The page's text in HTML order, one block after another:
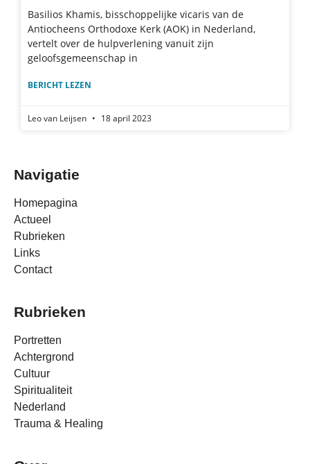
Basilios Khamis, bisschoppelijke vicaris van de
Antiocheens Orthodoxe Kerk (AOK) in Nederland,
vertelt over de hulpverlening vanuit zijn
geloofsgemeenschap in
BERICHT LEZEN
Leo van Leijsen 18 april 2023
Navigatie
Homepagina
Actueel
Rubrieken
Links
Contact
Rubrieken
Portretten
Achtergrond
Cultuur
Spiritualiteit
Nederland
Trauma & Healing